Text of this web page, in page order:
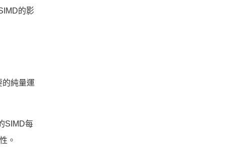
的影
的純量運
SIMD每
。